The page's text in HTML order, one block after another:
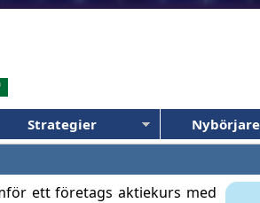
Strategier
ett företags aktiekurs med